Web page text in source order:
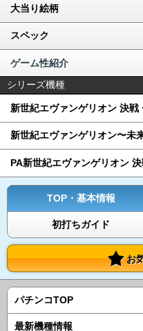
大当り絵柄
スペック
ゲーム性紹介
シリーズ機種
新世紀エヴァンゲリオン 決戦
新世紀エヴァンゲリオン〜未
PA新世紀エヴァンゲリオン
TOP・基本情報
初打ちガイド
お
パチンコTOP
最新機種情報